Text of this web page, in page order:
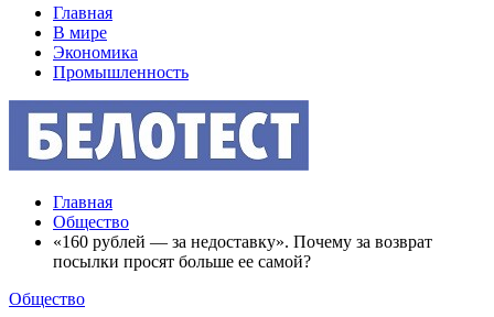
Главная
В мире
Экономика
Промышленность
Главная
Общество
«160 рублей — за недоставку». Почему за возврат
посылки просят больше ее самой?
Общество